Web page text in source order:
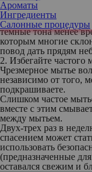
Ароматы
Ингредиенты
Салонные процедуры
при этом следует
Эти насыщенные тона
кожу и тем самым
темные тона менее
которым многие
повод дать прядям
2. Избегайте частого
Чрезмерное мытье
независимо от того,
подкрашиваете.
Слишком частое
вместе с этим
между мытьем.
Двух-трех раз в
спасением может
использовать
(предназначенные
оставался свежим и